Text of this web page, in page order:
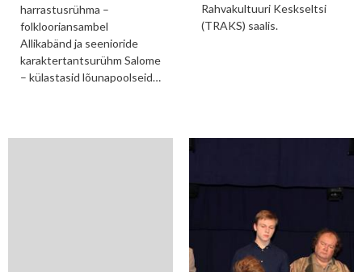
harrastusrühma –
folklooriansambel
Allikabänd ja seenioride
karaktertantsurühm Salome
– külastasid lõunapoolseid…
Rahvakultuuri Keskseltsi
(TRAKS) saalis.